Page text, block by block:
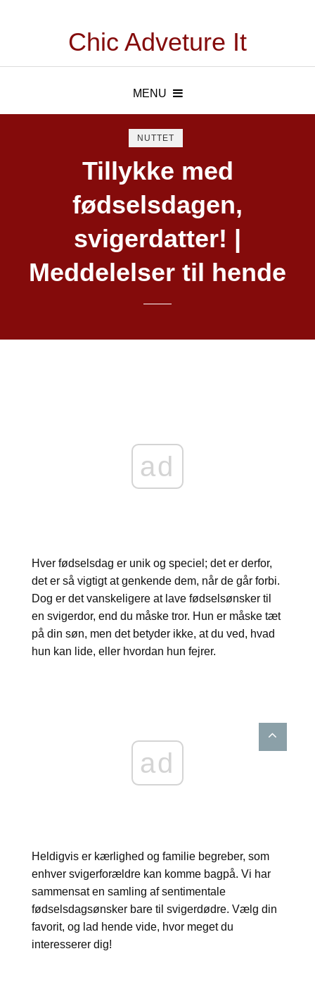
Chic Adveture It
MENU
NUTTET
Tillykke med
fødselsdagen,
svigerdatter! |
Meddelelser til hende
ad
Hver fødselsdag er unik og speciel; det er derfor,
det er så vigtigt at genkende dem, når de går forbi.
Dog er det vanskeligere at lave fødselsønsker til
en svigerdor, end du måske tror. Hun er måske tæt
på din søn, men det betyder ikke, at du ved, hvad
hun kan lide, eller hvordan hun fejrer.
ad
Heldigvis er kærlighed og familie begreber, som
enhver svigerforældre kan komme bagpå. Vi har
sammensat en samling af sentimentale
fødselsdagsønsker bare til svigerdødre. Vælg din
favorit, og lad hende vide, hvor meget du
interesserer dig!